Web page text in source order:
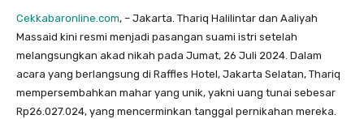
Cekkabaronline.com, – Jakarta. Thariq Halilintar dan Aaliyah
Massaid kini resmi menjadi pasangan suami istri setelah
melangsungkan akad nikah pada Jumat, 26 Juli 2024. Dalam
acara yang berlangsung di Raffles Hotel, Jakarta Selatan, Thariq
mempersembahkan mahar yang unik, yakni uang tunai sebesar
Rp26.027.024, yang mencerminkan tanggal pernikahan mereka.